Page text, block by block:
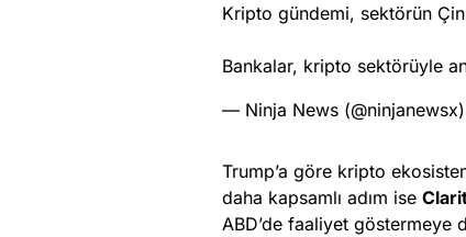
Kripto gündemi, sektörün
Bankalar, kripto sektörüyle
— Ninja News (@ninjanewsx)
Trump’a göre kripto
daha kapsamlı adım ise
ABD’de faaliyet göstermeye